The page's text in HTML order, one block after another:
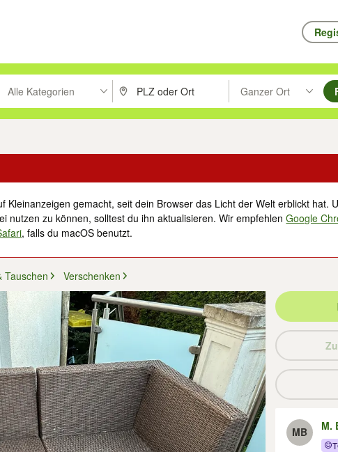
um zu suchen, oder Vorschläge mit den Pfeiltasten nach oben/unten
Alle Kategorien PLZ oder Ort eingeben. Eingabetaste drücken
Ganzer Ort
Suche im Umkreis des
Kleinanzeigen gemacht, seit dein Browser das Licht der Welt erblickt hat.
nutzen zu können, solltest du ihn aktualisieren. Wir empfehlenGoogle
, falls du macOS benutzt.
Tauschen Verschenken
MB M.